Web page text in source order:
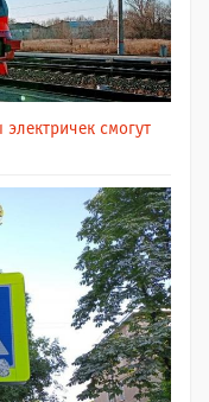
смогут